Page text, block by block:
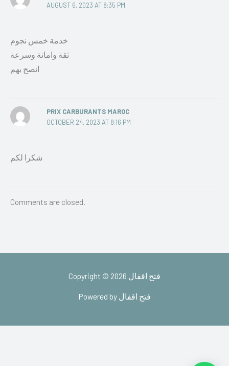
AUGUST 6, 2023 AT 8:35 PM
خدمة خمس نجوم
ثقة وامانة وسرعة
انصح بهم
PRIX CARBURANTS MAROC
OCTOBER 24, 2023 AT 8:16 PM
شكرا لكم
Comments are closed.
Copyright © 2026 فتح اقفال
Powered by فتح اقفال